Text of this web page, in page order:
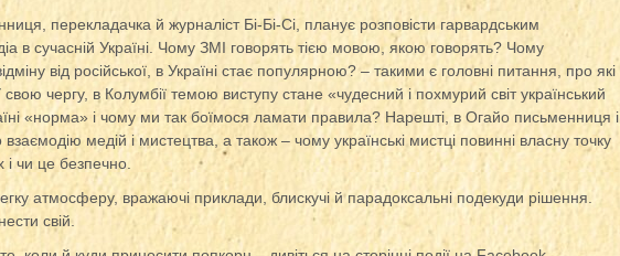
перекладачка й журналіст Бі-Бі-Сі, планує розповісти гарвардським
в сучасній Україні. Чому ЗМІ говорять тією мовою, якою говорять? Чому
від російської, в Україні стає популярною? – такими є головні питання, про які
чергу, в Колумбії темою виступу стане «чудесний і похмурий світ український
«норма» і чому ми так боїмося ламати правила? Нарешті, в Огайо письменниця і
взаємодію медій і мистецтва, а також – чому українські мистці повинні власну точку
і чи це безпечно.
атмосферу, вражаючі приклади, блискучі й парадоксальні подекуди рішення.
свій.